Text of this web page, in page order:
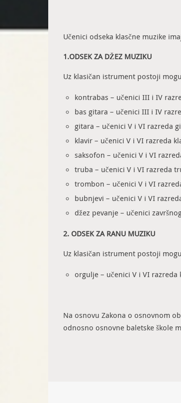
Učenici odseka klasčne muzike
1.ODSEK ZA DŽEZ MUZIKU
Uz klasičan istrument postoji
kontrabas – učenici III i IV
bas gitara – učenici III i IV
gitara – učenici V i VI razreda
klavir – učenici V i VI razreda
saksofon – učenici V i VI
truba – učenici V i VI razreda
trombon – učenici V i VI
bubnjevi – učenici V i VI
džez pevanje – učenici
2. ODSEK ZA RANU MUZIKU
Uz klasičan istrument postoji
orgulje – učenici V i VI razreda
Na osnovu Zakona o osnovnom
odnosno osnovne baletske škole